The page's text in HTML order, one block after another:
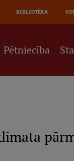
BIBLIOTĒKA
Pētniecība